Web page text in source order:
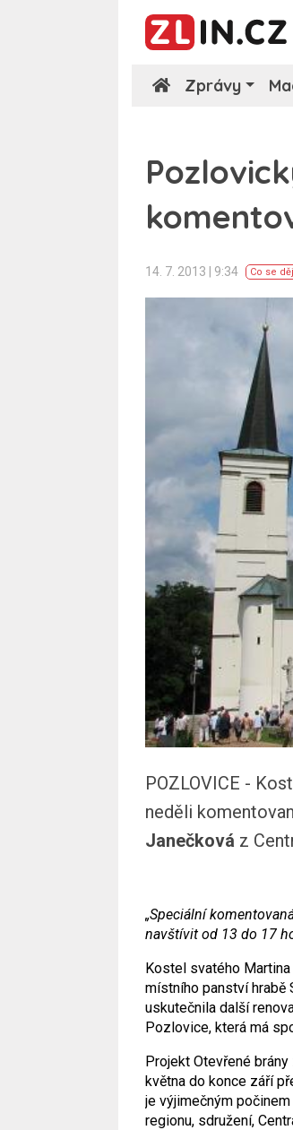
Zprávy
14. 7. 2013 | 9:34 Co se
POZLOVICE -
neděli
Janečková z
„Speciální
navštívit od 13 do 17
Kostel svatého
místního panství hrabě
uskutečnila další
Pozlovice, která má
Projekt Otevřené
května do konce září
je výjimečným
regionu, sdružení,